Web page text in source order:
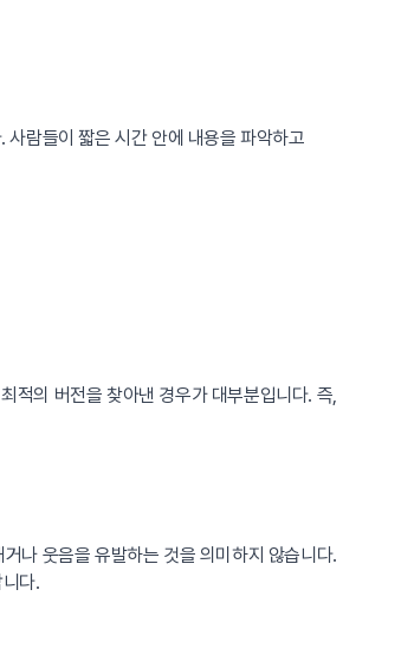
람들이 짧은 시간 안에 내용을 파악하고
적의 버전을 찾아낸 경우가 대부분입니다. 즉,
나 웃음을 유발하는 것을 의미하지 않습니다.
다.